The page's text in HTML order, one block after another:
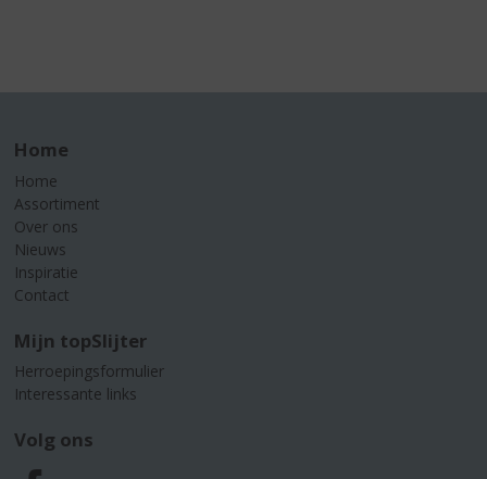
Home
Home
Assortiment
Over ons
Nieuws
Inspiratie
Contact
Mijn topSlijter
Herroepingsformulier
Interessante links
Volg ons